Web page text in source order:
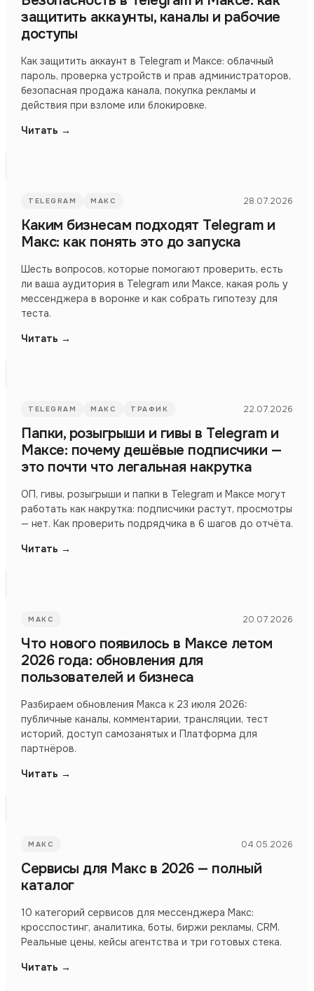
защитить аккаунты, каналы и рабочие
доступы
Как защитить аккаунт в Telegram и Максе: облачный
пароль, проверка устройств и прав администраторов,
безопасная продажа канала, покупка рекламы и
действия при взломе или блокировке.
Читать →
TELEGRAM МАКС 28.07.2026
Каким бизнесам подходят Telegram и
Макс: как понять это до запуска
Шесть вопросов, которые помогают проверить, есть
ли ваша аудитория в Telegram или Максе, какая роль у
мессенджера в воронке и как собрать гипотезу для
теста.
Читать →
TELEGRAM МАКС ТРАФИК 22.07.2026
Папки, розыгрыши и гивы в Telegram и
Максе: почему дешёвые подписчики —
это почти что легальная накрутка
ОП, гивы, розыгрыши и папки в Telegram и Максе могут
работать как накрутка: подписчики растут, просмотры
— нет. Как проверить подрядчика в 6 шагов до отчёта.
Читать →
МАКС 20.07.2026
Что нового появилось в Максе летом
2026 года: обновления для
пользователей и бизнеса
Разбираем обновления Макса к 23 июля 2026:
публичные каналы, комментарии, трансляции, тест
историй, доступ самозанятых и Платформа для
партнёров.
Читать →
МАКС 04.05.2026
Сервисы для Макс в 2026 — полный
каталог
10 категорий сервисов для мессенджера Макс:
кросспостинг, аналитика, боты, биржи рекламы, CRM.
Реальные цены, кейсы агентства и три готовых стека.
Читать →